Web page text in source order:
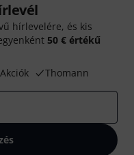
hírlevelére, és kis
50 € értékű
Akciók Thomann